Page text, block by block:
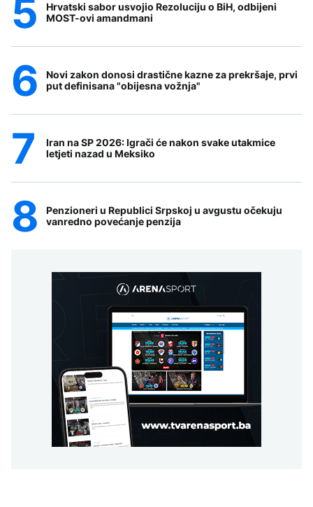
Hrvatski sabor usvojio Rezoluciju o BiH, odbijeni
MOST-ovi amandmani
Novi zakon donosi drastične kazne za prekršaje, prvi
put definisana "obijesna vožnja"
Iran na SP 2026: Igrači će nakon svake utakmice
letjeti nazad u Meksiko
Penzioneri u Republici Srpskoj u avgustu očekuju
vanredno povećanje penzija